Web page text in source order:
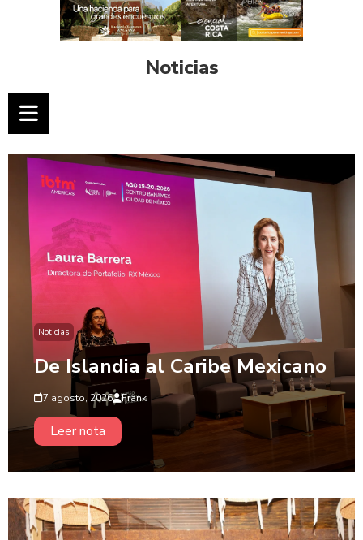
Noticias
Noticias
De Islandia al Caribe Mexicano
7 agosto, 2026 Frank
Leer nota